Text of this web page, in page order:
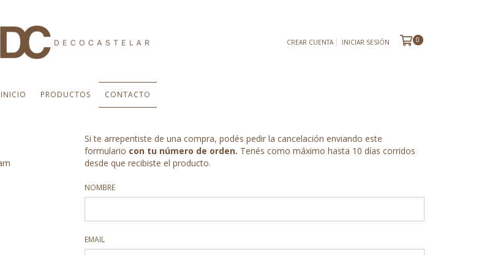
CREAR CUENTA INICIAR SESIÓN 0
INICIO PRODUCTOS CONTACTO
Si te arrepentiste de una compra, podés pedir la cancelación enviando este
formulario con tu número de orden. Tenés como máximo hasta 10 días corridos
desde que recibiste el producto.
NOMBRE
EMAIL